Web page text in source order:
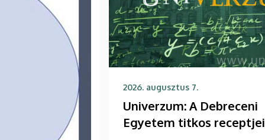
2026. augusztus 7.
Univerzum: A Debreceni
Egyetem titkos receptjei